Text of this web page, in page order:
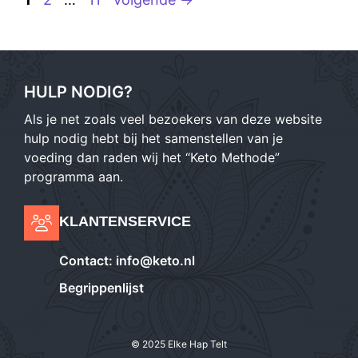
HULP NODIG?
Als je net zoals veel bezoekers van deze website
hulp nodig hebt bij het samenstellen van je
voeding dan raden wij het “Keto Methode”
programma aan.
KLANTENSERVICE
Contact: info@keto.nl
Begrippenlijst
© 2025 Elke Hap Telt